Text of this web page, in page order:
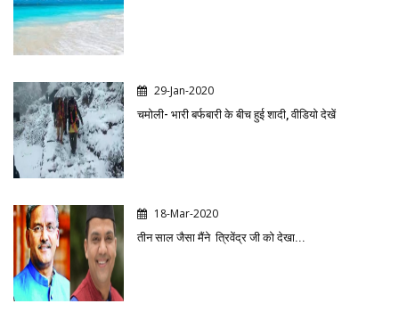
29-Jan-2020
चमोली- भारी बर्फबारी के बीच हुई शादी, वीडियो देखें
18-Mar-2020
तीन साल जैसा मैंने त्रिवेंद्र जी को देखा...